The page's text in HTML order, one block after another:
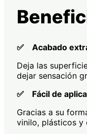
✅ Acabado
Deja las
dejar sensación
✅ Fácil de
Gracias a su
vinilo, plásticos y